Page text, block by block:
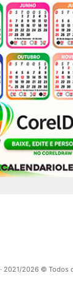
· 2021/2026 © Todos